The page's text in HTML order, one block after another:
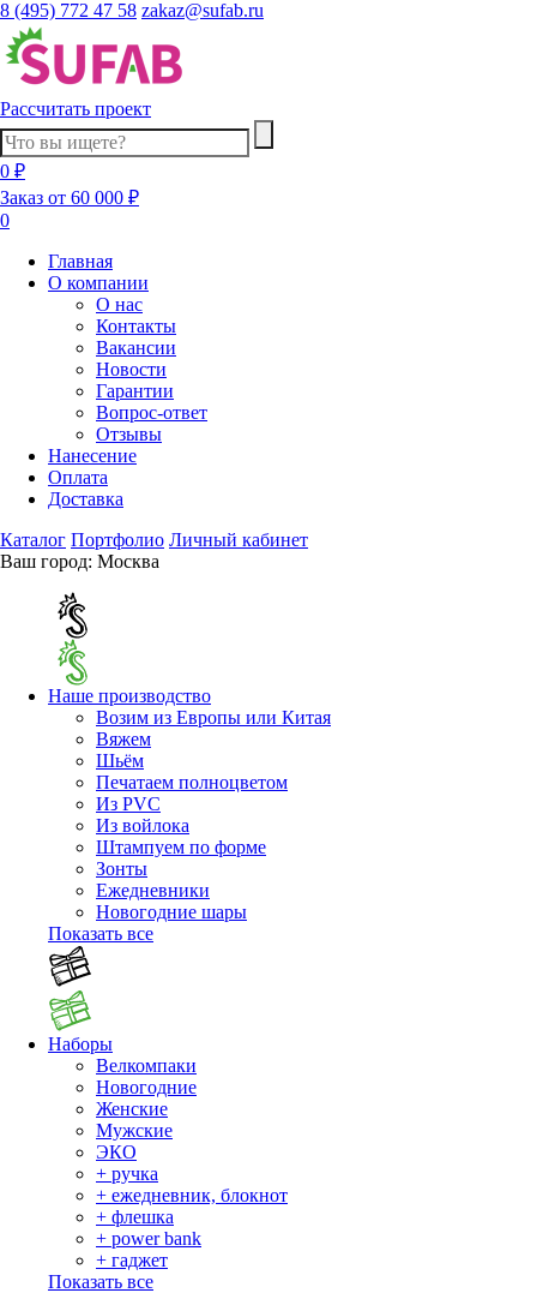
8 (495) 772 47 58 zakaz@sufab.ru
Рассчитать проект
0 ₽
Заказ от 60 000 ₽
0
Главная
О компании
О нас
Контакты
Вакансии
Новости
Гарантии
Вопрос-ответ
Отзывы
Нанесение
Оплата
Доставка
Каталог Портфолио Личный кабинет
Ваш город: Москва
Наше производство
Возим из Европы или Китая
Вяжем
Шьём
Печатаем полноцветом
Из PVC
Из войлока
Штампуем по форме
Зонты
Ежедневники
Новогодние шары
Показать все
Наборы
Велкомпаки
Новогодние
Женские
Мужские
ЭКО
+ ручка
+ ежедневник, блокнот
+ флешка
+ power bank
+ гаджет
Показать все